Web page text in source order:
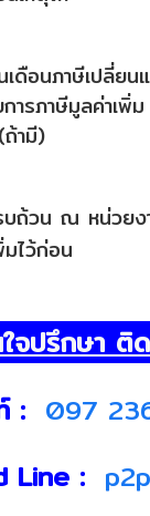
เดือนภาษีเปลี่ย
การภาษีมูลค่
ามี)
ถ้วน ณ หน่วยง
มไว้ก่อน
จปรึกษา ติ
: 097
Line :